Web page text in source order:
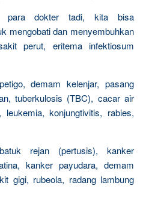
para dokter tadi, kita bisa
mengobati dan menyembuhkan
perut, eritema infektiosum
demam kelenjar, pasang
tuberkulosis (TBC), cacar air
konjungtivitis, rabies,
rejan (pertusis), kanker
kanker payudara, demam
gigi, rubeola, radang lambung